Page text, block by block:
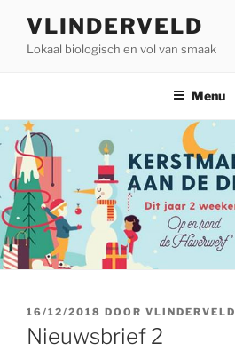
VLINDERVELD
Lokaal biologisch en vol van smaak
Menu
GEPLAATST
OP
16/12/2018 DOOR VLINDERVELD
Nieuwsbrief 2